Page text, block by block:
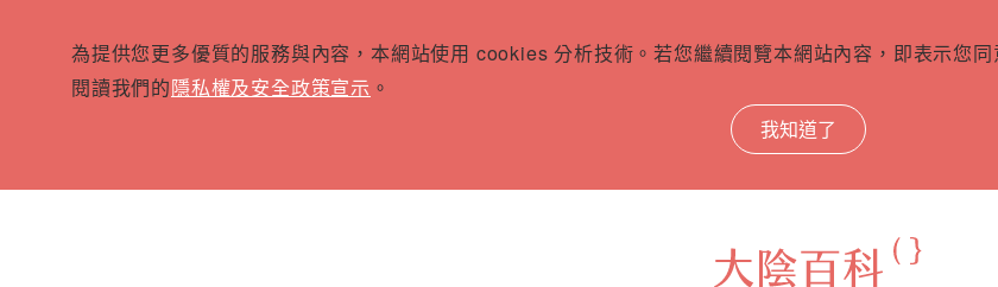
為提供您更多優質的服務與內容，本網站使用 cookies 分析技術。若您繼續閱覽本網站內容，即表示您
閱讀我們的隱私權及安全政策宣示 。
我知道了